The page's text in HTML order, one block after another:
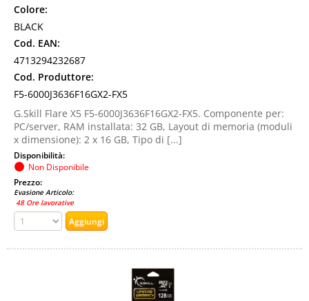
Colore:
BLACK
Cod. EAN:
4713294232687
Cod. Produttore:
F5-6000J3636F16GX2-FX5
G.Skill Flare X5 F5-6000J3636F16GX2-FX5. Componente per:
PC/server, RAM installata: 32 GB, Layout di memoria (moduli
x dimensione): 2 x 16 GB, Tipo di [...]
Disponibilità:
Non Disponibile
Prezzo:
Evasione Articolo:
48 Ore lavorative